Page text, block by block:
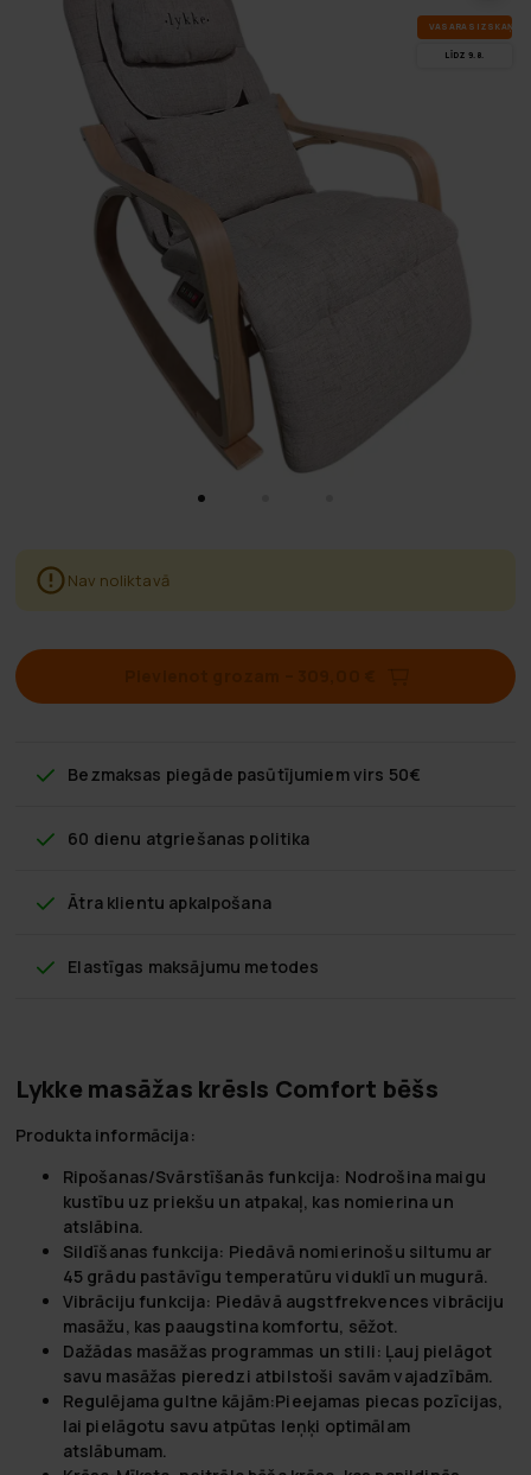
VA­SA­RAS IZ­SKA­ŅA
LĪDZ 9.8.
Nav noliktavā
Bezmaksas piegāde pasūtījumiem virs 50€
60 dienu atgriešanas politika
Ātra klientu apkalpošana
Elastīgas maksājumu metodes
Lykke masāžas krēsls Comfort bēšs
Produkta informācija:
Ripošanas/Svārstīšanās funkcija: Nodrošina maigu
kustību uz priekšu un atpakaļ, kas nomierina un
atslābina.
Sildīšanas funkcija: Piedāvā nomierinošu siltumu ar
45 grādu pastāvīgu temperatūru viduklī un mugurā.
Vibrāciju funkcija: Piedāvā augstfrekvences vibrāciju
masāžu, kas paaugstina komfortu, sēžot.
Dažādas masāžas programmas un stili: Ļauj pielāgot
savu masāžas pieredzi atbilstoši savām vajadzībām.
Regulējama gultne kājām:Pieejamas piecas pozīcijas,
lai pielāgotu savu atpūtas leņķi optimālam
atslābumam.